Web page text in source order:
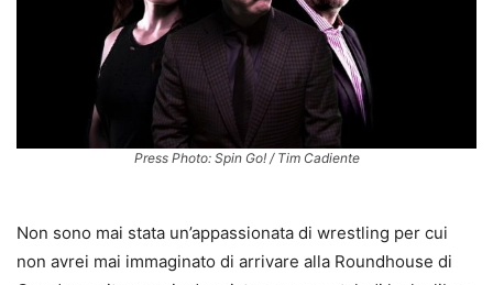
Press Photo: Spin Go! / Tim Cadiente
Non sono mai stata un’appassionata di wrestling per cui
non avrei mai immaginato di arrivare alla Roundhouse di